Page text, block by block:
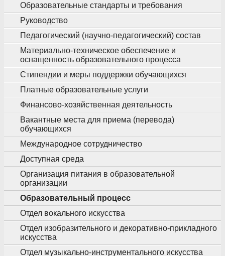
Образовательные стандарты и требования
Руководство
Педагогический (научно-педагогический) состав
Материально-техническое обеспечение и
оснащенность образовательного процесса
Стипендии и меры поддержки обучающихся
Платные образовательные услуги
Финансово-хозяйственная деятельность
Вакантные места для приема (перевода)
обучающихся
Международное сотрудничество
Доступная среда
Организация питания в образовательной
организации
Образовательный процесс
Отдел вокального искусства
Отдел изобразительного и декоративно-прикладного
искусства
Отдел музыкально-инструментального искусства